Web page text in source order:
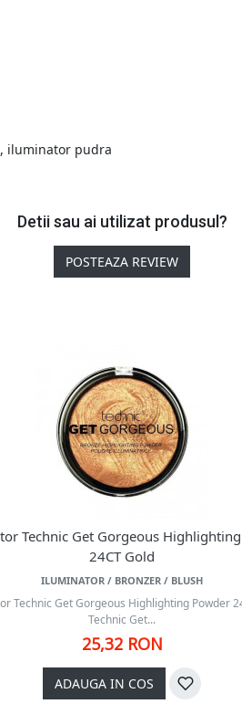
, iluminator pudra
Detii sau ai utilizat produsul?
POSTEAZA REVIEW
Technic Get Gorgeous
24CT Gold
ILUMINATOR / BRONZER / BLUSH
Technic Get Gorgeous Highlighting Powder
Technic Get...
25,32 RON
ADAUGA IN COS